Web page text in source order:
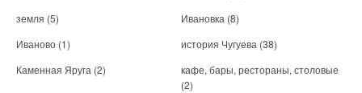
земля (5) Ивановка (8)
Иваново (1) история Чугуева (38)
Каменная Яруга (2)
кафе, бары, рестораны, столовые
(2)